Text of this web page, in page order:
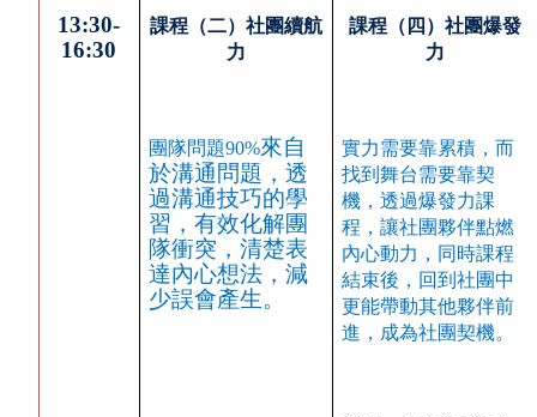
13:30-
16:30
課程（二）社團續航
力
團隊問題90%來自
於溝通問題，透
過溝通技巧的學
習，有效化解團
隊衝突，清楚表
達內心想法，減
少誤會產生。
課程（四）社團爆發
力
實力需要靠累積，而
找到舞台需要靠契
機，透過爆發力課
程，讓社團夥伴點燃
內心動力，同時課程
結束後，回到社團中
更能帶動其他夥伴前
進，成為社團契機。